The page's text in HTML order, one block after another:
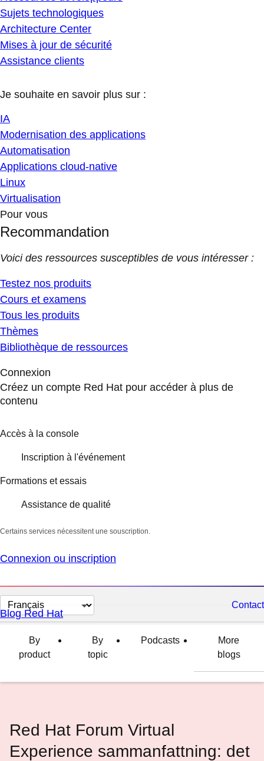
Sujets technologiques
Architecture Center
Mises à jour de sécurité
Assistance clients
Je souhaite en savoir plus sur :
IA
Modernisation des applications
Automatisation
Applications cloud-native
Linux
Virtualisation
Pour vous
Recommandation
Voici des ressources susceptibles de vous intéresser :
Testez nos produits
Cours et examens
Tous les produits
Thèmes
Bibliothèque de ressources
Connexion
Créez un compte Red Hat pour accéder à plus de
contenu
Accès à la console
Inscription à l'événement
Formations et essais
Assistance de qualité
Certains services nécessitent une souscription.
Connexion ou inscription
Changer
la
langue
Contact
Blog Red Hat
By
product
By
topic
Podcasts
More
blogs
Red Hat Forum Virtual
Experience sammanfattning: det